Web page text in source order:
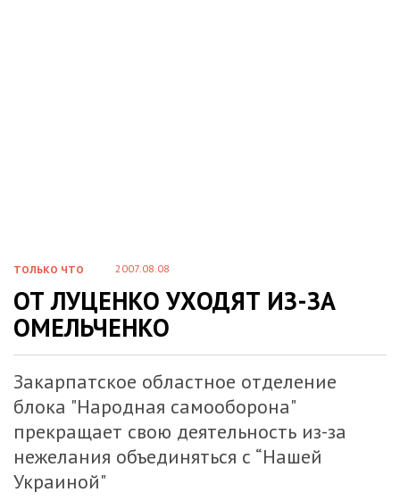
ТОЛЬКО ЧТО 2007.08.08
ОТ ЛУЦЕНКО УХОДЯТ ИЗ-ЗА
ОМЕЛЬЧЕНКО
Закарпатское областное отделение
блока "Народная самооборона"
прекращает свою деятельность из-за
нежелания объединяться с “Нашей
Украиной"